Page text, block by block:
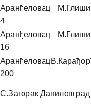
Аранђеловац
4
Аранђеловац
16
200
С.Загорак Даниловград